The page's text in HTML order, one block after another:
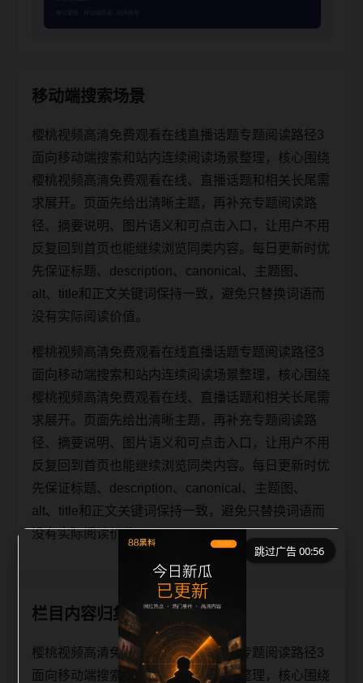
移动端搜索场景
樱桃视频高清免费观看在线直播话题专题阅读路径3
面向移动端搜索和站内连续阅读场景整理，核心围绕
樱桃视频高清免费观看在线、直播话题和相关长尾需
求展开。页面先给出清晰主题，再补充专题阅读路
径、摘要说明、图片语义和可点击入口，让用户不用
反复回到首页也能继续浏览同类内容。每日更新时优
先保证标题、description、canonical、主题图、
alt、title和正文关键词保持一致，避免只替换词语而
没有实际阅读价值。
樱桃视频高清免费观看在线直播话题专题阅读路径3
面向移动端搜索和站内连续阅读场景整理，核心围绕
樱桃视频高清免费观看在线、直播话题和相关长尾需
求展开。页面先给出清晰主题，再补充专题阅读路
径、摘要说明、图片语义和可点击入口，让用户不用
反复回到首页也能继续浏览同类内容。每日更新时优
先保证标题、description、canonical、主题图、
alt、title和正文关键词保持一致，避免只替换词语而
没有实际阅读价值。
栏目内容归集
樱桃视频高清免费观看在线直播话题专题阅读路径3
面向移动端搜索和站内连续阅读场景整理，核心围绕
跳过广告 00:56